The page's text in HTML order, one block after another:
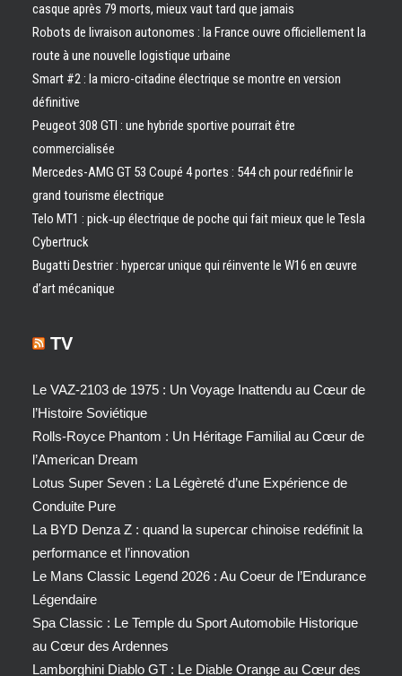
casque après 79 morts, mieux vaut tard que jamais
Robots de livraison autonomes : la France ouvre officiellement la
route à une nouvelle logistique urbaine
Smart #2 : la micro-citadine électrique se montre en version
définitive
Peugeot 308 GTI : une hybride sportive pourrait être
commercialisée
Mercedes-AMG GT 53 Coupé 4 portes : 544 ch pour redéfinir le
grand tourisme électrique
Telo MT1 : pick‑up électrique de poche qui fait mieux que le Tesla
Cybertruck
Bugatti Destrier : hypercar unique qui réinvente le W16 en œuvre
d’art mécanique
TV
Le VAZ-2103 de 1975 : Un Voyage Inattendu au Cœur de
l’Histoire Soviétique
Rolls-Royce Phantom : Un Héritage Familial au Cœur de
l’American Dream
Lotus Super Seven : La Légèreté d’une Expérience de
Conduite Pure
La BYD Denza Z : quand la supercar chinoise redéfinit la
performance et l’innovation
Le Mans Classic Legend 2026 : Au Coeur de l’Endurance
Légendaire
Spa Classic : Le Temple du Sport Automobile Historique
au Cœur des Ardennes
Lamborghini Diablo GT : Le Diable Orange au Cœur des